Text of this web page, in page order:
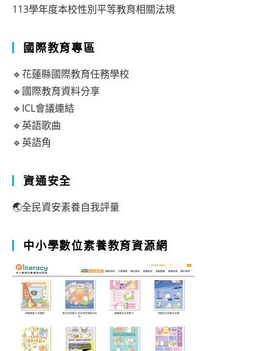
113學年度本校性別平等教育相關法規
國際教育專區
🔹花蓮縣國際教育任務學校
🔹國際教育資料分享
🔹ICL會議連結
🔹英語歌曲
🔹英語角
資通安全
🌏全民資安素養自我評量
中小學數位素養教育資源網